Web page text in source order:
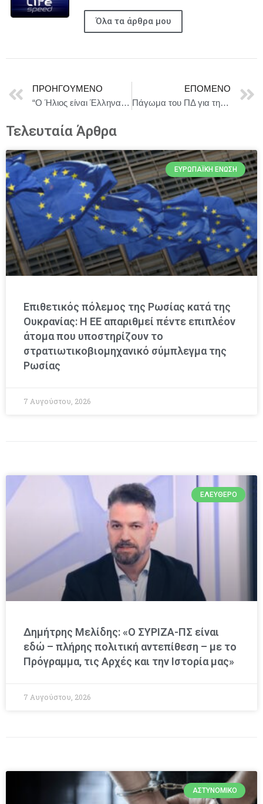
Όλα τα άρθρα μου
ΠΡΟΗΓΟΎΜΕΝΟ
“Ο Ήλιος είναι Έλληνας” Μηνάς Βιντιάδης-Γιάννης Ζουγανέλης-Θανάσης Συλιβός/Μετρονόμος 13/05 ώρα 20.00 στον ΙΑΝΟ
ΕΠΌΜΕΝΟ
Πάγωμα του ΠΔ για την οριοθέτηση οικισμών κάτω των 2. 000 κατοίκων και διάλογο για μια εφαρμόσιμη λύση ζητά ομόφωνα το ΔΣ της ΚΕΔΕ
Τελευταία Άρθρα
ΕΥΡΩΠΑΪΚΉ ΈΝΩΣΗ
Επιθετικός πόλεμος της Ρωσίας κατά της
Ουκρανίας: Η ΕΕ απαριθμεί πέντε επιπλέον
άτομα που υποστηρίζουν το
στρατιωτικοβιομηχανικό σύμπλεγμα της
Ρωσίας
7 Αυγούστου, 2026
ΕΛΕΎΘΕΡΟ
Δημήτρης Μελίδης: «Ο ΣΥΡΙΖΑ-ΠΣ είναι
εδώ – πλήρης πολιτική αντεπίθεση – με το
Πρόγραμμα, τις Αρχές και την Ιστορία μας»
7 Αυγούστου, 2026
ΑΣΤΥΝΟΜΙΚΌ